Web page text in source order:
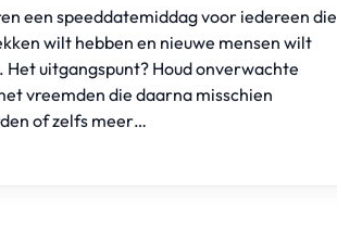
een speeddatemiddag voor iedereen die
wilt hebben en nieuwe mensen wilt
Het uitgangspunt? Houd onverwachte
vreemden die daarna misschien
of zelfs meer…